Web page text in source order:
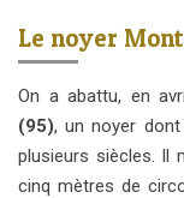
Le noyer
On a abattu, en
(95), un noyer dont
plusieurs siècles. Il
cinq mètres de